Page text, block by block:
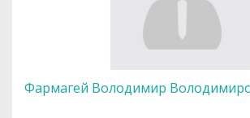
Фармагей Володимир